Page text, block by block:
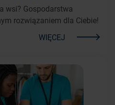
wsi? Gospodarstwa
rozwiązaniem dla Ciebie!
WIĘCEJ